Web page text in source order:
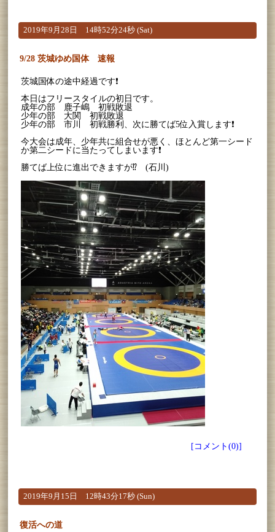
2019年9月28日 14時52分24秒 (Sat)
9/28 茨城ゆめ国体 速報
茨城国体の途中経過です❗
本日はフリースタイルの初日です。
成年の部 鹿子嶋 初戦敗退
少年の部 大関 初戦敗退
少年の部 市川 初戦勝利、次に勝てば5位入賞します❗
今大会は成年、少年共に組合せが悪く、ほとんど第一シード
か第二シードに当たってしまいます❗
勝てば上位に進出できますが⁉ (石川)
[コメント(0)]
2019年9月15日 12時43分17秒 (Sun)
復活への道